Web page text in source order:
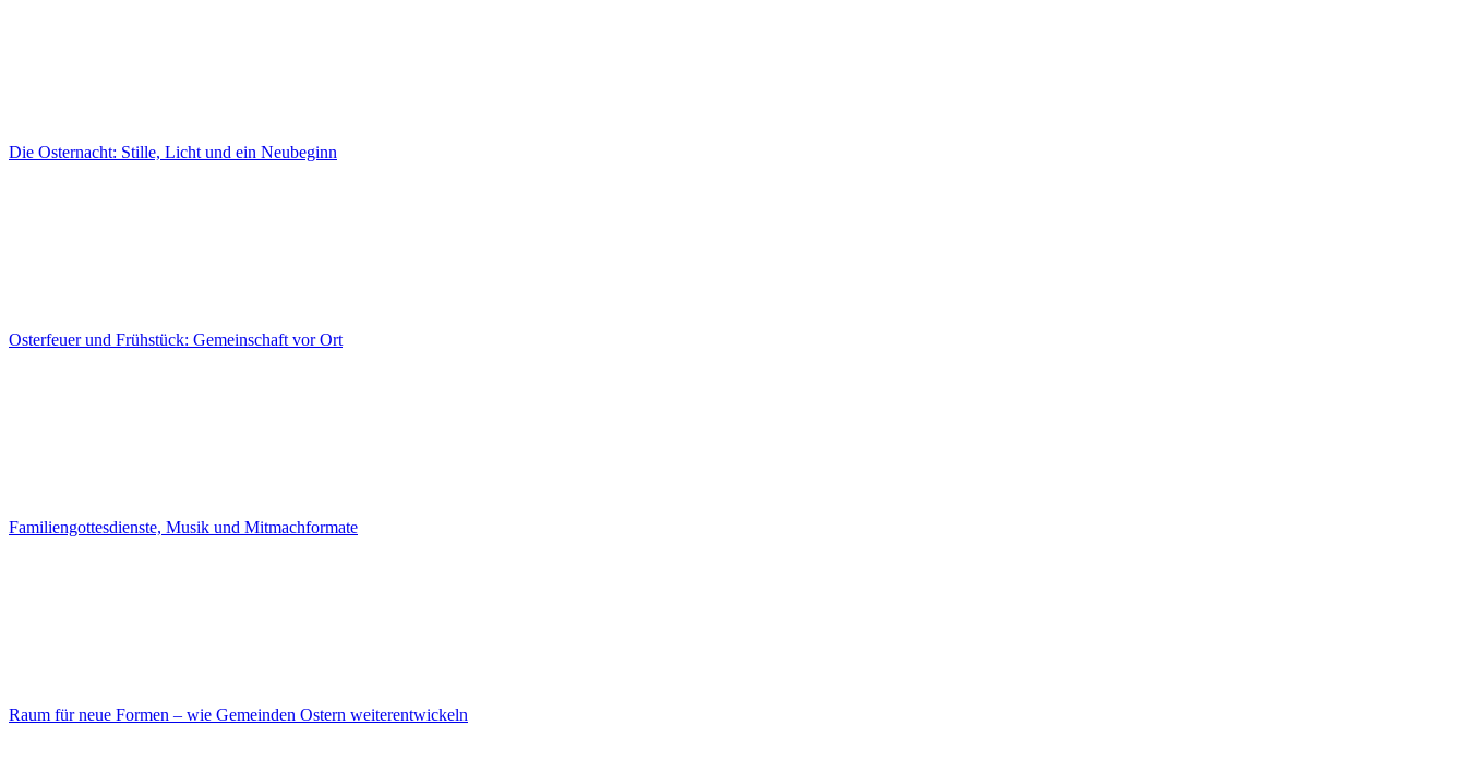
Die Osternacht: Stille, Licht und ein Neubeginn
Osterfeuer und Frühstück: Gemeinschaft vor Ort
Familiengottesdienste, Musik und Mitmachformate
Raum für neue Formen – wie Gemeinden Ostern weiterentwickeln